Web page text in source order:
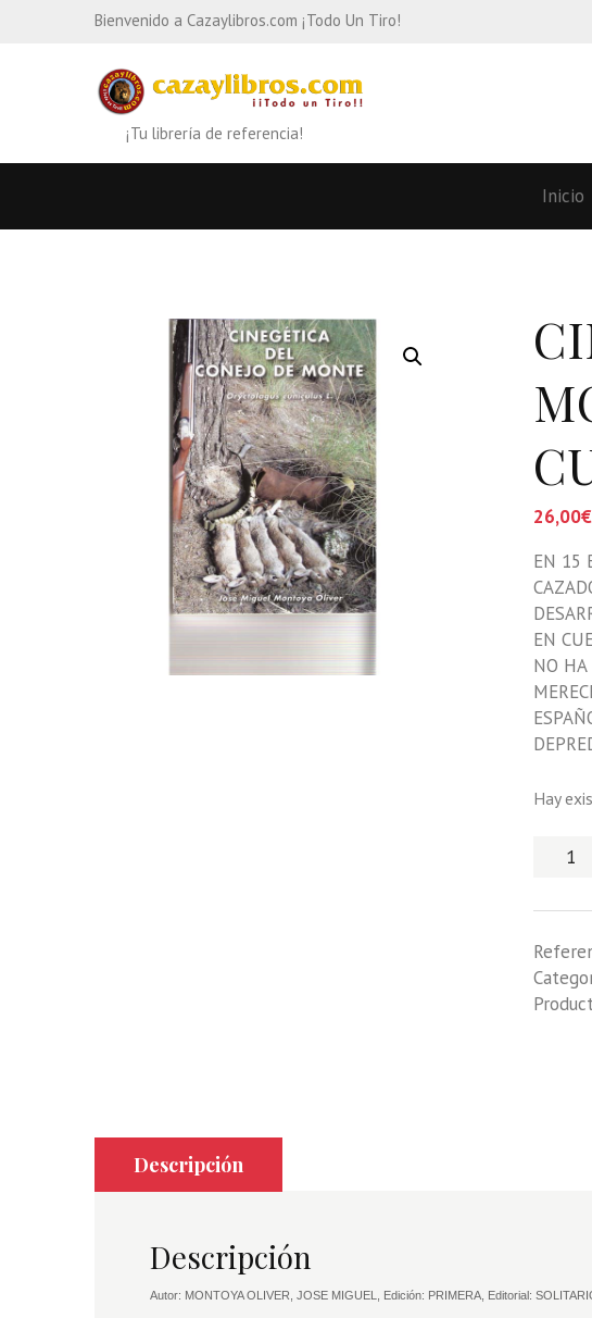
Bienvenido a Cazaylibros.com ¡Todo Un Tiro!
¡Tu librería de referencia!
Inicio
26,00€
EN 15
EN
NO HA
Hay
Descripción
Descripción
Autor: MONTOYA OLIVER, JOSE MIGUEL, Edición: PRIMERA, Editorial: